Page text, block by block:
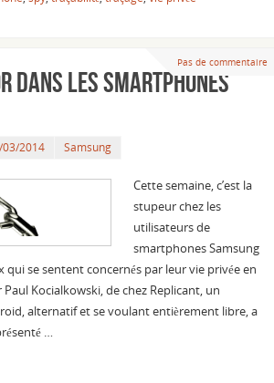
Pas de commentaire
dans les smartphones
03/2014 Samsung
Cette semaine, c’est la
stupeur chez les
utilisateurs de
smartphones Samsung
qui se sentent concernés par leur vie privée en
Kocialkowski, de chez Replicant, un
alternatif et se voulant entièrement libre, a
…